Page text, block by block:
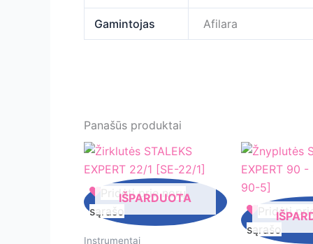
Gamintojas Afilara
Panašūs produktai
Žirklutės
STALEKS
EXPERT
22/1
Pridėti prie norų
sąrašo
IŠPARDUOTA
Instrumentai
Žnyplutės
STALEKS
EXPERT
Pridėti
sąrašo